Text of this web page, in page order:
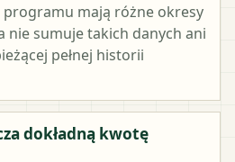
mają różne okresy
nie sumuje takich danych ani
pełnej historii
dokładną kwotę